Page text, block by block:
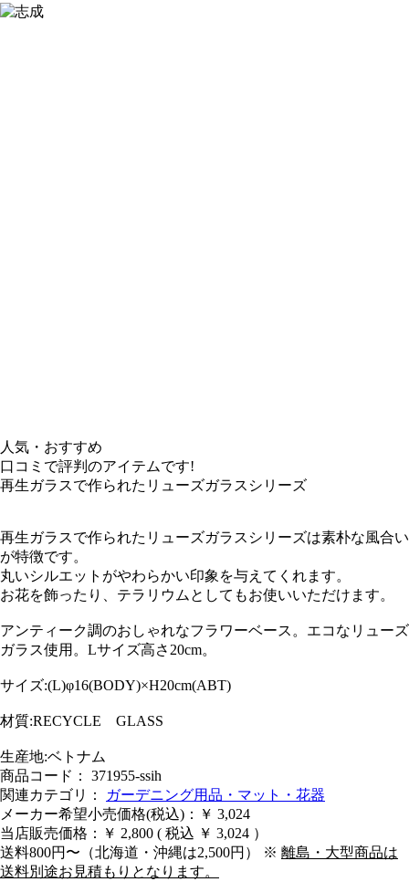
人気・おすすめ
口コミで評判のアイテムです!
再生ガラスで作られたリューズガラスシリーズ
再生ガラスで作られたリューズガラスシリーズは素朴な風合い
が特徴です。
丸いシルエットがやわらかい印象を与えてくれます。
お花を飾ったり、テラリウムとしてもお使いいただけます。
アンティーク調のおしゃれなフラワーベース。エコなリューズ
ガラス使用。Lサイズ高さ20cm。
サイズ:(L)φ16(BODY)×H20cm(ABT)
材質:RECYCLE GLASS
生産地:ベトナム
商品コード： 371955-ssih
関連カテゴリ：
ガーデニング用品・マット・花器
メーカー希望小売価格(税込)：￥ 3,024
当店販売価格：
￥ 2,800 ( 税込 ￥ 3,024 ）
送料800円〜（北海道・沖縄は2,500円） ※ 離島・大型商品は
送料別途お見積もりとなります。